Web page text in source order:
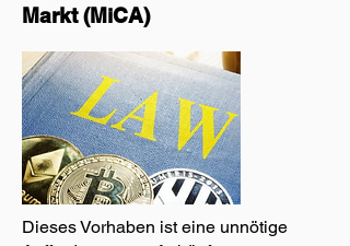
Markt (MiCA)
Dieses Vorhaben ist eine unnötige